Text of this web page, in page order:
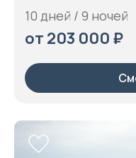
10 дней / 9 ночей
от 203 000 ₽